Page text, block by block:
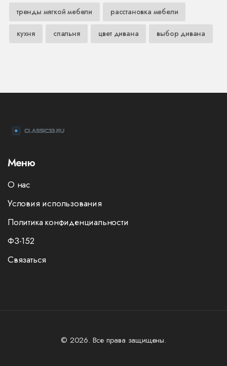
тренды мягкой мебели расстановка мебели
кухня спальня цвет дивана выбор дивана
Меню
О нас
Условия использования
Политика конфиденциальности
ФЗ-152
Связаться
© 2026. Все права защищены.